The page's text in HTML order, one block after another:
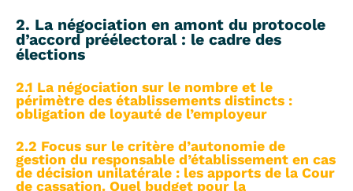
2. La négociation en amont du protocole
d’accord préélectoral : le cadre des
élections
2.1 La négociation sur le nombre et le
périmètre des établissements distincts :
obligation de loyauté de l’employeur
2.2 Focus sur le critère d’autonomie de
gestion du responsable d’établissement en cas
de décision unilatérale : les apports de la Cour
de cassation. Quel budget pour la